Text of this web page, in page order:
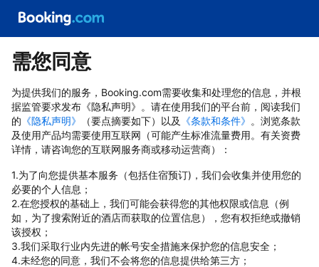
需您同意
为提供我们的服务，Booking.com需要收集和处理您的信息，并根
据监管要求发布《隐私声明》。请在使用我们的平台前，阅读我们
的 《隐私声明》 （要点摘要如下）以及 《条款和条件》 。浏览条款
及使用产品均需要使用互联网（可能产生标准流量费用。有关资费
详情，请咨询您的互联网服务商或移动运营商）：
1.为了向您提供基本服务（包括住宿预订)，我们会收集并使用您的
必要的个人信息；
2.在您授权的基础上，我们可能会获得您的其他权限或信息（例
如，为了搜索附近的酒店而获取的位置信息），您有权拒绝或撤销
该授权；
3.我们采取行业内先进的帐号安全措施来保护您的信息安全；
4.未经您的同意，我们不会将您的信息提供给第三方；